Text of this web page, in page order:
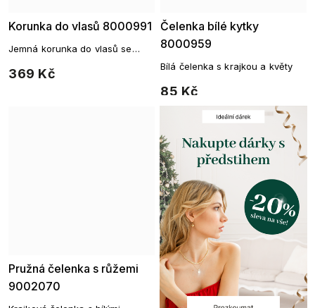
Korunka do vlasů 8000991
369 Kč
Jemná korunka do vlasů se
Čelenka bílé kytky
8000959
85 Kč
Bílá čelenka s krajkou a květy
Pružná čelenka s růžemi
9002070